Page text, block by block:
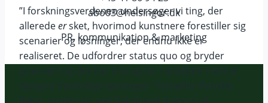
”I forskningsverdenen undersøger vi ting, der
alleredeersket, hvorimod kunstnere forestiller sig
scenarier og løsninger, der endnu ikke er
realiseret. De udfordrer status quo og bryder
grænser, og det har vi brug for i arbejdet med at
designe fremtidige løsninger,” fortæller Pernille
abo03@helsingor.dk
PR, kommunikation & marketing